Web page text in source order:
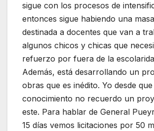
sigue con los procesos de
entonces sigue habiendo una
destinada a docentes que van a
algunos chicos y chicas que
refuerzo por fuera de la
Además, está desarrollando un
obras que es inédito. Yo desde
conocimiento no recuerdo un
este. Para hablar de General
15 días vemos licitaciones por 50